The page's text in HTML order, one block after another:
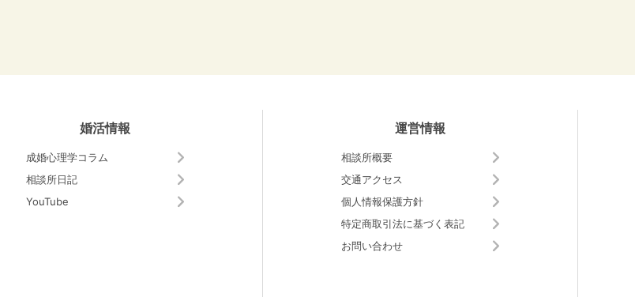
婚活情報
成婚心理学コラム
相談所日記
YouTube
運営情報
相談所概要
交通アクセス
個人情報保護方針
特定商取引法に基づく表記
お問い合わせ